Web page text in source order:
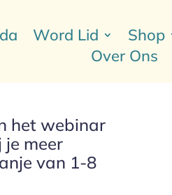
Word Lid Shop
Over Ons
het webinar
meer
van 1-8